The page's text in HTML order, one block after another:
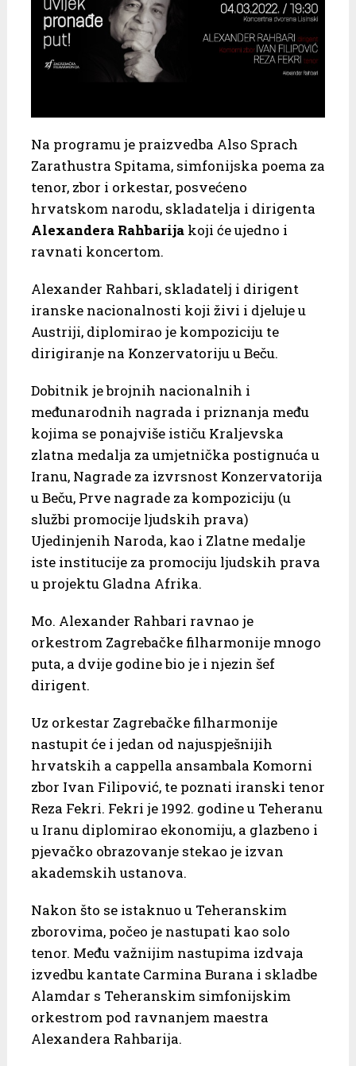
Na programu je praizvedba Also Sprach
Zarathustra Spitama, simfonijska poema za
tenor, zbor i orkestar, posvećeno
hrvatskom narodu, skladatelja i dirigenta
Alexandera Rahbarijakoji će ujedno i
ravnati koncertom.
Alexander Rahbari, skladatelj i dirigent
iranske nacionalnosti koji živi i djeluje u
Austriji, diplomirao je kompoziciju te
dirigiranje na Konzervatoriju u Beču.
Dobitnik je brojnih nacionalnih i
međunarodnih nagrada i priznanja među
kojima se ponajviše ističu Kraljevska
zlatna medalja za umjetnička postignuća u
Iranu, Nagrade za izvrsnost Konzervatorija
u Beču, Prve nagrade za kompoziciju (u
službi promocije ljudskih prava)
Ujedinjenih Naroda, kao i Zlatne medalje
iste institucije za promociju ljudskih prava
u projektu Gladna Afrika.
Mo. Alexander Rahbari ravnao je
orkestrom Zagrebačke filharmonije mnogo
puta, a dvije godine bio je i njezin šef
dirigent.
Uz orkestar Zagrebačke filharmonije
nastupit će i jedan od najuspješnijih
hrvatskih a cappella ansambala Komorni
zbor Ivan Filipović, te poznati iranski tenor
Reza Fekri. Fekri je 1992. godine u Teheranu
u Iranu diplomirao ekonomiju, a glazbeno i
pjevačko obrazovanje stekao je izvan
akademskih ustanova.
Nakon što se istaknuo u Teheranskim
zborovima, počeo je nastupati kao solo
tenor. Među važnijim nastupima izdvaja
izvedbu kantate Carmina Burana i skladbe
Alamdar s Teheranskim simfonijskim
orkestrom pod ravnanjem maestra
Alexandera Rahbarija.